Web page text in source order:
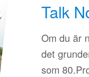
Talk
Om du är
det
som